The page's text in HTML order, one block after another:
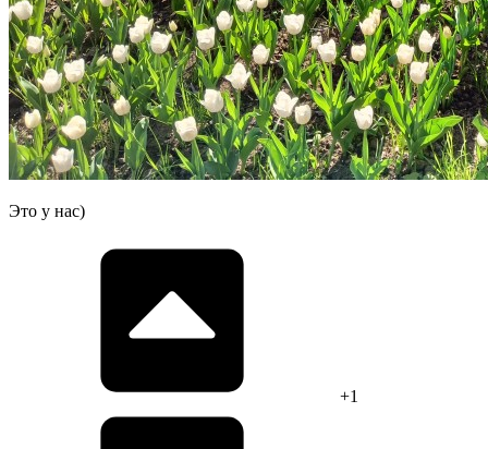
Это у нас)
+1